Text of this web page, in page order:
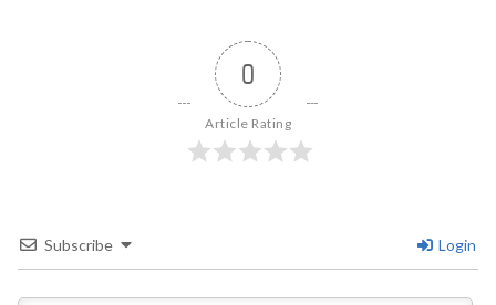
0
Article Rating
Subscribe Login